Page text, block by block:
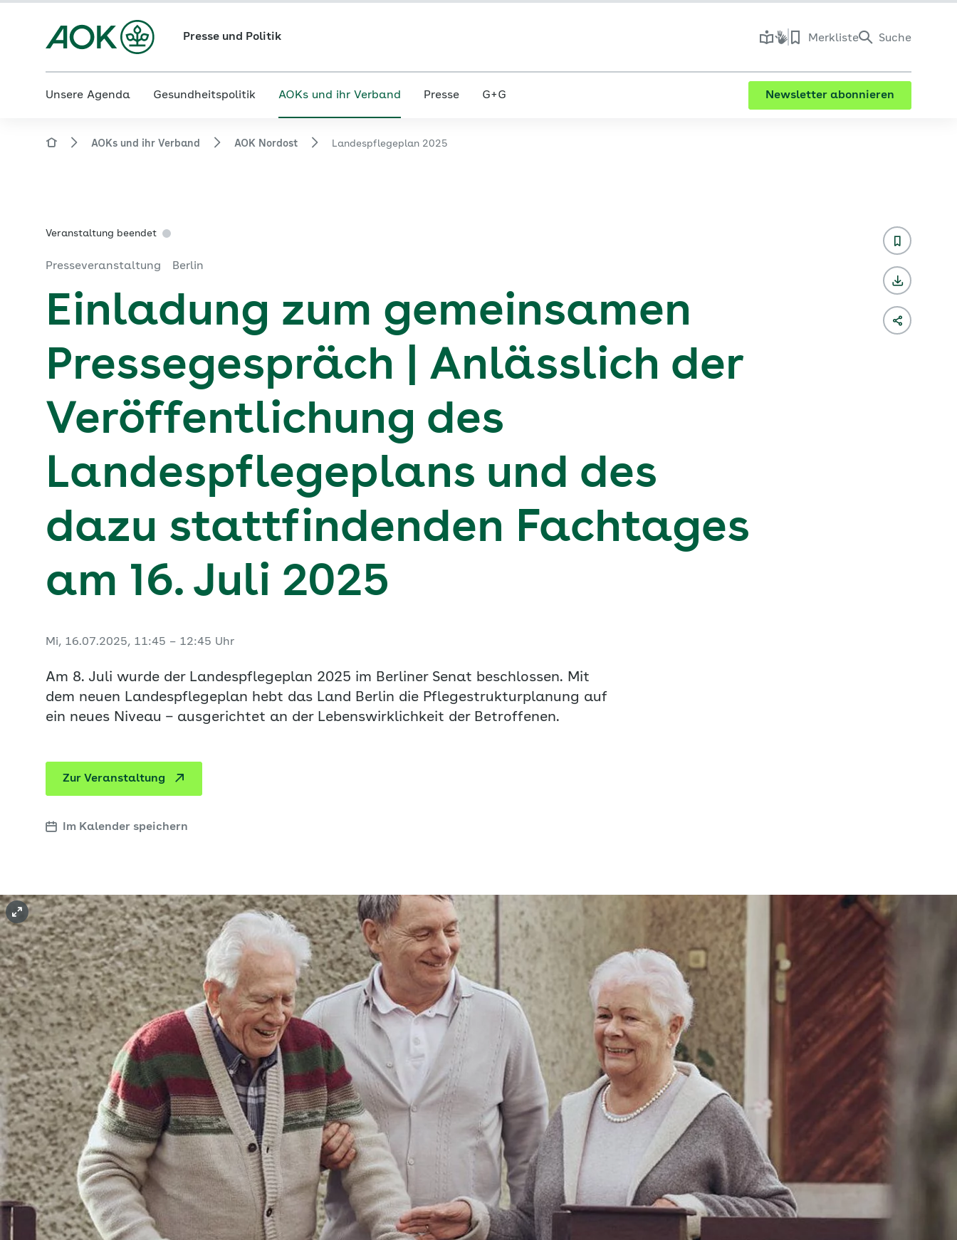
Presse und Politik Merkliste Suche
Unsere Agenda Gesundheitspolitik AOKs und ihr Verband Presse G+G Newsletter abonnieren
AOKs und ihr Verband AOK Nordost Landespflegeplan 2025
Veranstaltung beendet
Presseveranstaltung Berlin
Einladung zum gemeinsamen
Pressegespräch | Anlässlich der
Veröffentlichung des
Landespflegeplans und des
dazu stattfindenden Fachtages
am 16. Juli 2025
Mi, 16.07.2025, 11:45 – 12:45 Uhr
Am 8. Juli wurde der Landespflegeplan 2025 im Berliner Senat beschlossen. Mit
dem neuen Landespflegeplan hebt das Land Berlin die Pflegestrukturplanung auf
ein neues Niveau – ausgerichtet an der Lebenswirklichkeit der Betroffenen.
Zur Veranstaltung
Im Kalender speichern